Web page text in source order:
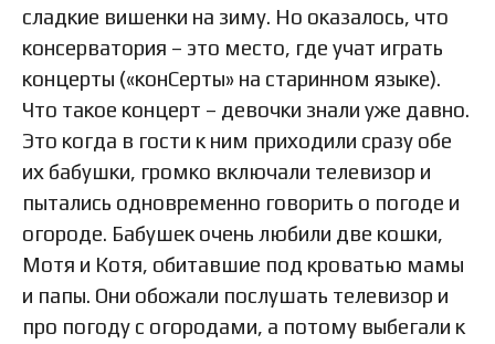
сладкие вишенки на зиму. Но оказалось, что
консерватория – это место, где учат играть
концерты («конСерты» на старинном языке).
Что такое концерт – девочки знали уже давно.
Это когда в гости к ним приходили сразу обе
их бабушки, громко включали телевизор и
пытались одновременно говорить о погоде и
огороде. Бабушек очень любили две кошки,
Мотя и Котя, обитавшие под кроватью мамы
и папы. Они обожали послушать телевизор и
про погоду с огородами, а потому выбегали к